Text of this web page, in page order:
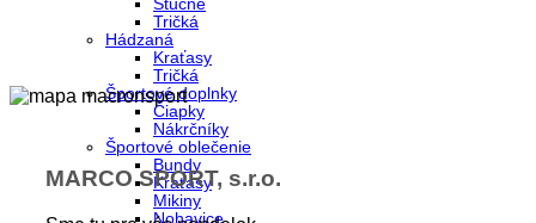
Štucne
Tričká
Hádzaná
Kraťasy
Tričká
Športové doplnky
Čiapky
Nákrčníky
Športové oblečenie
Bundy
Kraťasy
Mikiny
Nohavice
MARCO SPORT, s.r.o.